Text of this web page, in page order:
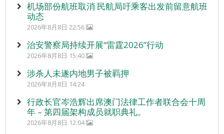
机场部份航班取消 民航局吁乘客出发前留意航班
动态
2026年8月8日 22:56
治安警察局持续开展“雷霆2026”行动
2026年8月8日 15:40
涉杀人未遂内地男子被羁押
2026年8月8日 14:24
行政长官岑浩辉出席澳门法律工作者联合会十周
年 – 第四届架构成员就职典礼。
2026年8月8日 12:04